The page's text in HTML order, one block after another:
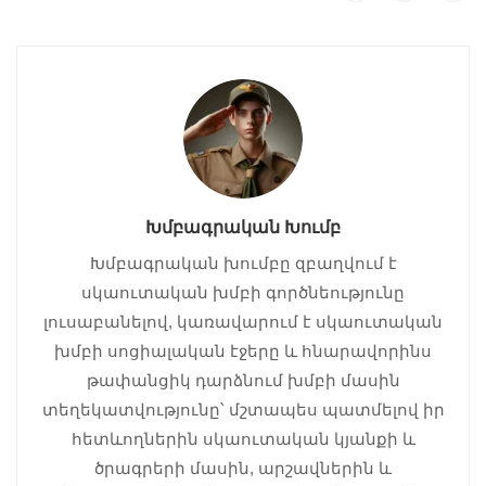
#AralezScout
#Aralez
#Projects
#AralezScout
#Aralez
#Projects
#AralezScout
#Aralez
#Projects
#AralezScout
#Aralez
#AralezScout
#Aralez
#AralezScout
#Aralez
Խմբագրական Խումբ
Խմբագրական խումբը զբաղվում է
սկաուտական խմբի գործնեությունը
լուսաբանելով, կառավարում է սկաուտական
խմբի սոցիալական էջերը և հնարավորինս
թափանցիկ դարձնում խմբի մասին
տեղեկատվությունը՝ մշտապես պատմելով իր
հետևողներին սկաուտական կյանքի և
ծրագրերի մասին, արշավներին և